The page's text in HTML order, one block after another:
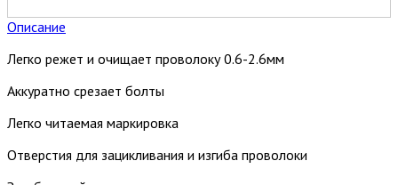
Описание
Легко режет и очищает проволоку 0.6-2.6мм
Аккуратно срезает болты
Легко читаемая маркировка
Отверстия для зацикливания и изгиба проволоки